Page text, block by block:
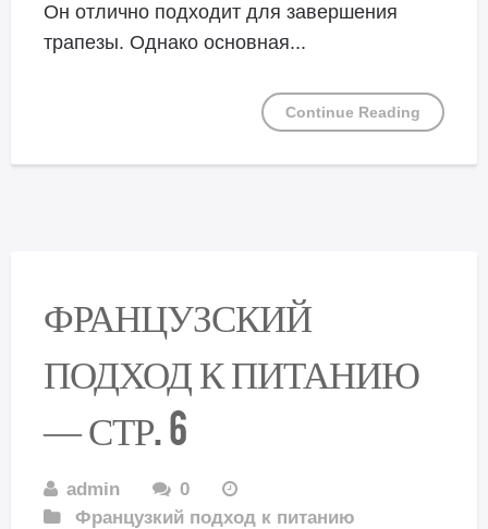
Он отлично подходит для завершения
трапезы. Однако основная...
Continue Reading
ФРАНЦУЗСКИЙ
ПОДХОД К ПИТАНИЮ
— СТР. 6
admin
0
Французкий подход к питанию